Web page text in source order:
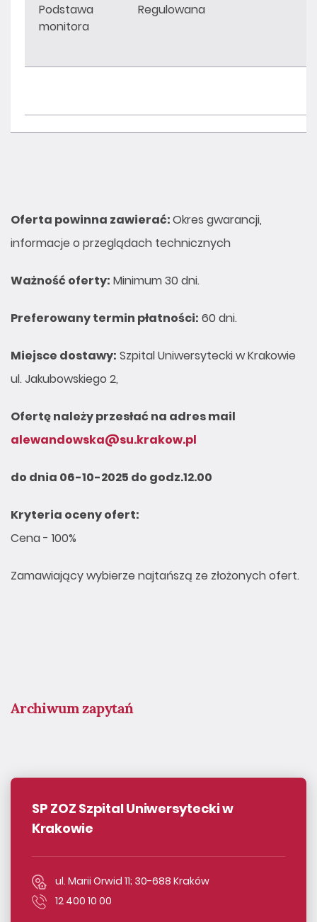
Podstawa
monitora
Regulowana
Oferta powinna zawierać:Okres gwarancji,
informacje o przeglądach technicznych
Ważnośćoferty: Minimum 30 dni.
Preferowany termin płatności: 60 dni.
Miejsce dostawy: Szpital Uniwersytecki w Krakowie
ul. Jakubowskiego 2,
Ofertęnależy przesłaćna adres mail
alewandowska@su.krakow.pl
do dnia 06-10-2025 do godz.12.00
Kryteria oceny ofert:
Cena - 100%
Zamawiający wybierze najtańszą ze złożonych ofert.
Archiwum zapytań
SP ZOZ Szpital Uniwersytecki w
Krakowie
ul. Marii Orwid 11; 30-688 Kraków
12 400 10 00